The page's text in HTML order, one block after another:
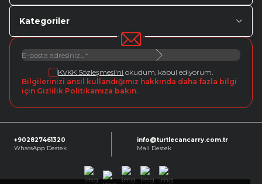
Kategoriler
KVKK Sözleşmesi'ni okudum, kabul ediyorum.
Bilgilerinizi ansıl kullandığımız hakkında daha fazla bilgi
için Gizlilik Politikamıza bakın.
+902827461320
WhatsApp Destek
info@turtlecancarry.com.tr
Mail Destek